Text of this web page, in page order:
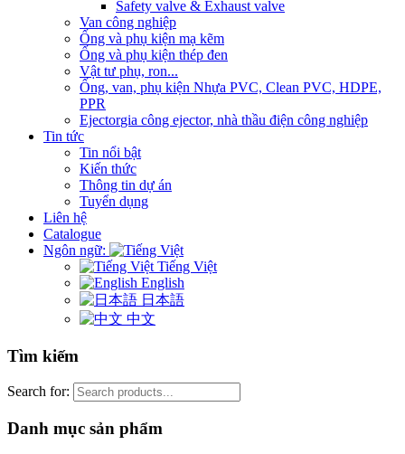
Safety valve & Exhaust valve
Van công nghiệp
Ống và phụ kiện mạ kẽm
Ống và phụ kiện thép đen
Vật tư phụ, ron...
Ống, van, phụ kiện Nhựa PVC, Clean PVC, HDPE,
PPR
Ejectorgia công ejector, nhà thầu điện công nghiệp
Tin tức
Tin nổi bật
Kiến thức
Thông tin dự án
Tuyển dụng
Liên hệ
Catalogue
Ngôn ngữ:
Tiếng Việt
English
日本語
中文
Tìm kiếm
Search for:
Danh mục sản phẩm